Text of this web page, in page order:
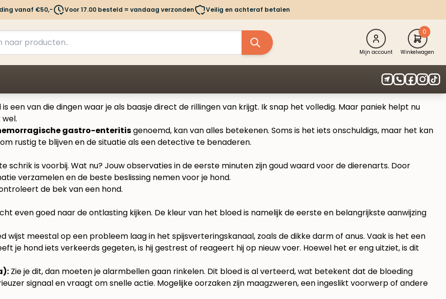
vanaf €50,- Voor 17.00 besteld = vandaag verzonden Veilig en achteraf betalen
Mijn account
0
Winkelwagen
een van die dingen waar je als baasje direct de rillingen van krijgt. Ik snap het volledig. Maar paniek helpt nu
gastro-enteritisgenoemd, kan van alles betekenen. Soms is het iets onschuldigs, maar het kan
rustig te blijven en de situatie als een detective te benaderen.
schrik is voorbij. Wat nu? Jouw observaties in de eerste minuten zijn goud waard voor de dierenarts. Door
verzamelen en de beste beslissing nemen voor je hond.
even goed naar de ontlasting kijken. De kleur van het bloed is namelijk de eerste en belangrijkste aanwijzing
wijst meestal op een probleem laag in het spijsverteringskanaal, zoals de dikke darm of anus. Vaak is het een
je hond iets verkeerds gegeten, is hij gestrest of reageert hij op nieuw voer. Hoewel het er eng uitziet, is dit
Zie je dit, dan moeten je alarmbellen gaan rinkelen. Dit bloed is al verteerd, wat betekent dat de bloeding
signaal en vraagt om snelle actie. Mogelijke oorzaken zijn maagzweren, een ingeslikt voorwerp of andere